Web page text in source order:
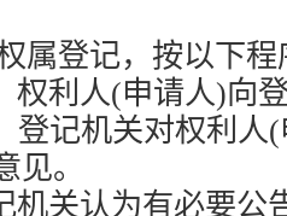
属登记，按以下程
权利人(申请人)向
登记机关对权利人
见。
机关认为有必要公